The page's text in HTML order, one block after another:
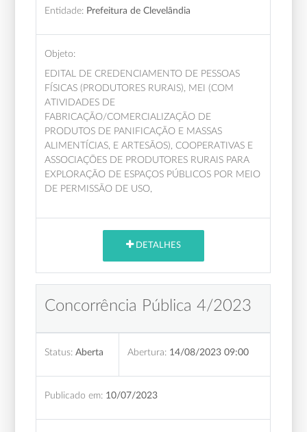
Entidade: Prefeitura de Clevelândia
Objeto:
EDITAL DE CREDENCIAMENTO DE PESSOAS
FÍSICAS (PRODUTORES RURAIS), MEI (COM
ATIVIDADES DE
FABRICAÇÃO/COMERCIALIZAÇÃO DE
PRODUTOS DE PANIFICAÇÃO E MASSAS
ALIMENTÍCIAS, E ARTESÃOS), COOPERATIVAS E
ASSOCIAÇÕES DE PRODUTORES RURAIS PARA
EXPLORAÇÃO DE ESPAÇOS PÚBLICOS POR MEIO
DE PERMISSÃO DE USO,
DETALHES
Concorrência Pública 4/2023
Status: Aberta Abertura: 14/08/2023 09:00
Publicado em: 10/07/2023